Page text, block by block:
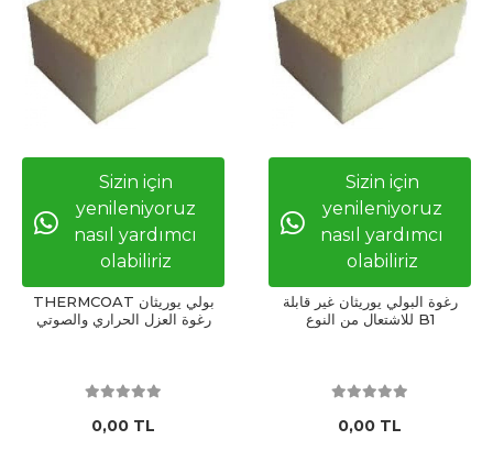
Sizin için
yenileniyoruz
nasıl yardımcı
olabiliriz
THERMCOAT بولي يوريثان
رغوة العزل الحراري والصوتي
0,00 TL
Sizin için
yenileniyoruz
nasıl yardımcı
olabiliriz
رغوة البولي يوريثان غير قابلة
للاشتعال من النوع B1
0,00 TL